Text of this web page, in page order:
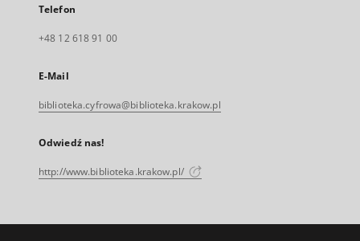
Telefon
+48 12 618 91 00
E-Mail
biblioteka.cyfrowa@biblioteka.krakow.pl
Odwiedź nas!
http://www.biblioteka.krakow.pl/